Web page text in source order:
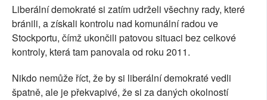
Liberální demokraté si zatím udrželi všechny rady, které
bránili, a získali kontrolu nad komunální radou ve
Stockportu, čímž ukončili patovou situaci bez celkové
kontroly, která tam panovala od roku 2011.
Nikdo nemůže říct, že by si liberální demokraté vedli
špatně, ale je překvapivé, že si za daných okolností